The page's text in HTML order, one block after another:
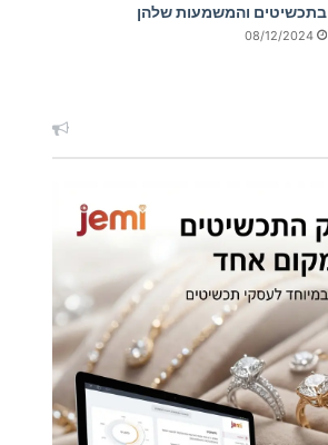
בתכשיטים והמשמעות שלהן
08/12/2024